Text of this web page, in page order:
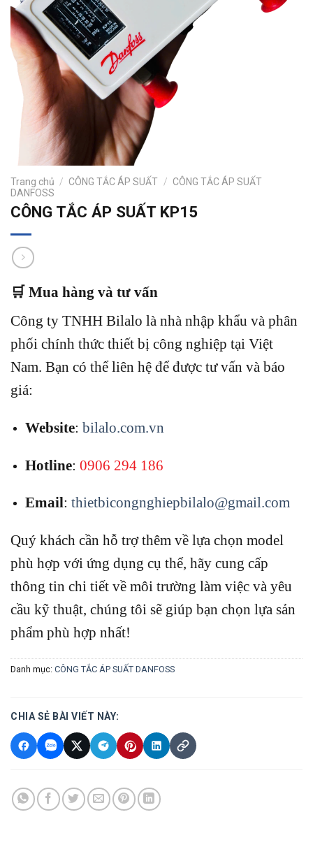
Trang chủ / CÔNG TẮC ÁP SUẤT / CÔNG TẮC ÁP SUẤT
DANFOSS
CÔNG TẮC ÁP SUẤT KP15
🛒 Mua hàng và tư vấn
Công ty TNHH Bilalo là nhà nhập khẩu và phân
phối chính thức thiết bị công nghiệp tại Việt
Nam. Bạn có thể liên hệ để được tư vấn và báo
giá:
Website: bilalo.com.vn
Hotline: 0906 294 186
Email: thietbicongnghiepbilalo@gmail.com
Quý khách cần hỗ trợ thêm về lựa chọn model
phù hợp với ứng dụng cụ thể, hãy cung cấp
thông tin chi tiết về môi trường làm việc và yêu
cầu kỹ thuật, chúng tôi sẽ giúp bạn chọn lựa sản
phẩm phù hợp nhất!
Danh mục: CÔNG TẮC ÁP SUẤT DANFOSS
CHIA SẺ BÀI VIẾT NÀY: